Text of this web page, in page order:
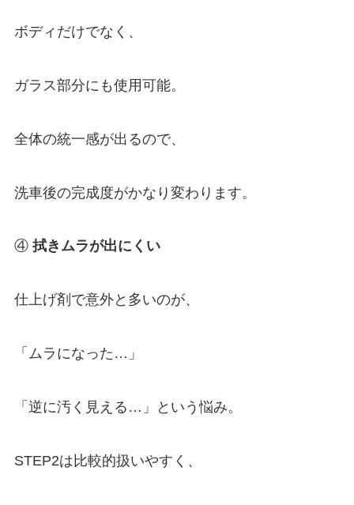
ボディだけでなく、
ガラス部分にも使用可能。
全体の統一感が出るので、
洗車後の完成度がかなり変わります。
④拭きムラが出にくい
仕上げ剤で意外と多いのが、
「ムラになった…」
「逆に汚く見える…」という悩み。
STEP2は比較的扱いやすく、